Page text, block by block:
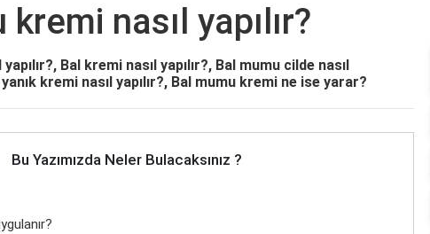
nasıl yapılır?
Bal kremi nasıl yapılır?, Bal mumu cilde nasıl
kremi nasıl yapılır?, Bal mumu kremi ne ise yarar?
Bu Yazımızda Neler Bulacaksınız ?